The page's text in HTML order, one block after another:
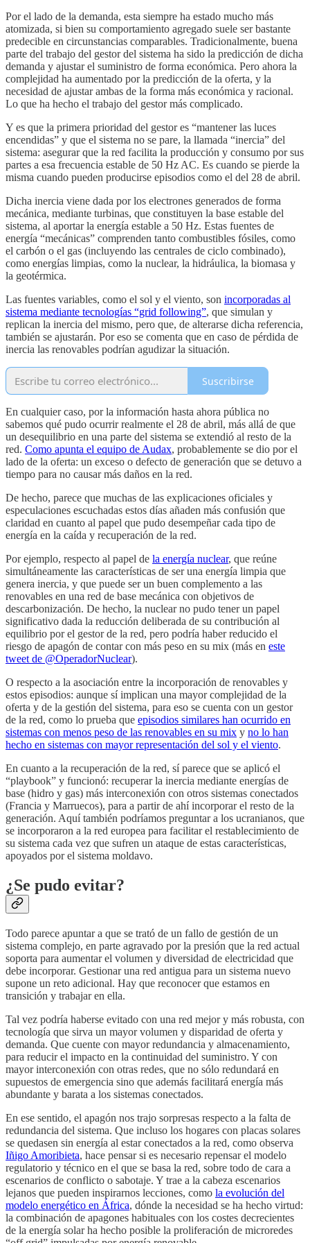
Por el lado de la demanda, esta siempre ha estado mucho más
atomizada, si bien su comportamiento agregado suele ser bastante
predecible en circunstancias comparables. Tradicionalmente, buena
parte del trabajo del gestor del sistema ha sido la predicción de dicha
demanda y ajustar el suministro de forma económica. Pero ahora la
complejidad ha aumentado por la predicción de la oferta, y la
necesidad de ajustar ambas de la forma más económica y racional.
Lo que ha hecho el trabajo del gestor más complicado.
Y es que la primera prioridad del gestor es “mantener las luces
encendidas” y que el sistema no se pare, la llamada “inercia” del
sistema: asegurar que la red facilita la producción y consumo por sus
partes a esa frecuencia estable de 50 Hz AC. Es cuando se pierde la
misma cuando pueden producirse episodios como el del 28 de abril.
Dicha inercia viene dada por los electrones generados de forma
mecánica, mediante turbinas, que constituyen la base estable del
sistema, al aportar la energía estable a 50 Hz. Estas fuentes de
energía “mecánicas” comprenden tanto combustibles fósiles, como
el carbón o el gas (incluyendo las centrales de ciclo combinado),
como energías limpias, como la nuclear, la hidráulica, la biomasa y
la geotérmica.
Las fuentes variables, como el sol y el viento, son incorporadas al
sistema mediante tecnologías “grid following”, que simulan y
replican la inercia del mismo, pero que, de alterarse dicha referencia,
también se ajustarán. Por eso se comenta que en caso de pérdida de
inercia las renovables podrían agudizar la situación.
Suscribirse
En cualquier caso, por la información hasta ahora pública no
sabemos qué pudo ocurrir realmente el 28 de abril, más allá de que
un desequilibrio en una parte del sistema se extendió al resto de la
red. Como apunta el equipo de Audax, probablemente se dio por el
lado de la oferta: un exceso o defecto de generación que se detuvo a
tiempo para no causar más daños en la red.
De hecho, parece que muchas de las explicaciones oficiales y
especulaciones escuchadas estos días añaden más confusión que
claridad en cuanto al papel que pudo desempeñar cada tipo de
energía en la caída y recuperación de la red.
Por ejemplo, respecto al papel de la energía nuclear, que reúne
simultáneamente las características de ser una energía limpia que
genera inercia, y que puede ser un buen complemento a las
renovables en una red de base mecánica con objetivos de
descarbonización. De hecho, la nuclear no pudo tener un papel
significativo dada la reducción deliberada de su contribución al
equilibrio por el gestor de la red, pero podría haber reducido el
riesgo de apagón de contar con más peso en su mix (más en este
tweet de @OperadorNuclear).
O respecto a la asociación entre la incorporación de renovables y
estos episodios: aunque sí implican una mayor complejidad de la
oferta y de la gestión del sistema, para eso se cuenta con un gestor
de la red, como lo prueba que episodios similares han ocurrido en
sistemas con menos peso de las renovables en su mix y no lo han
hecho en sistemas con mayor representación del sol y el viento.
En cuanto a la recuperación de la red, sí parece que se aplicó el
“playbook” y funcionó: recuperar la inercia mediante energías de
base (hidro y gas) más interconexión con otros sistemas conectados
(Francia y Marruecos), para a partir de ahí incorporar el resto de la
generación. Aquí también podríamos preguntar a los ucranianos, que
se incorporaron a la red europea para facilitar el restablecimiento de
su sistema cada vez que sufren un ataque de estas características,
apoyados por el sistema moldavo.
¿Se pudo evitar?
Todo parece apuntar a que se trató de un fallo de gestión de un
sistema complejo, en parte agravado por la presión que la red actual
soporta para aumentar el volumen y diversidad de electricidad que
debe incorporar. Gestionar una red antigua para un sistema nuevo
supone un reto adicional. Hay que reconocer que estamos en
transición y trabajar en ella.
Tal vez podría haberse evitado con una red mejor y más robusta, con
tecnología que sirva un mayor volumen y disparidad de oferta y
demanda. Que cuente con mayor redundancia y almacenamiento,
para reducir el impacto en la continuidad del suministro. Y con
mayor interconexión con otras redes, que no sólo redundará en
supuestos de emergencia sino que además facilitará energía más
abundante y barata a los sistemas conectados.
En ese sentido, el apagón nos trajo sorpresas respecto a la falta de
redundancia del sistema. Que incluso los hogares con placas solares
se quedasen sin energía al estar conectados a la red, como observa
Iñigo Amoribieta, hace pensar si es necesario repensar el modelo
regulatorio y técnico en el que se basa la red, sobre todo de cara a
escenarios de conflicto o sabotaje. Y trae a la cabeza escenarios
lejanos que pueden inspirarnos lecciones, como la evolución del
modelo energético en África, dónde la necesidad se ha hecho virtud:
la combinación de apagones habituales con los costes decrecientes
de la energía solar ha hecho posible la proliferación de microredes